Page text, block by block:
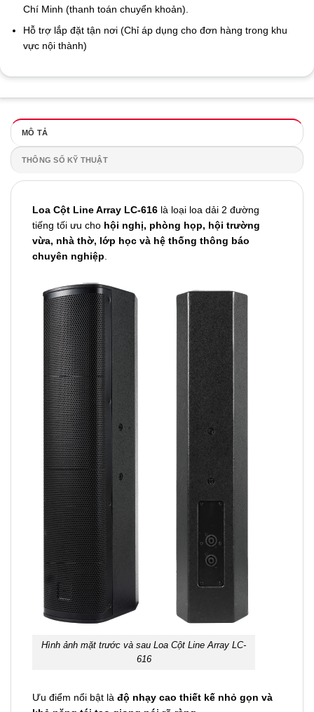
Chí Minh (thanh toán chuyển khoản).
Hỗ trợ lắp đặt tận nơi (Chỉ áp dụng cho đơn hàng trong khu
vực nội thành)
MÔ TẢ
THÔNG SỐ KỸ THUẬT
Loa Cột Line Array LC-616 là loại loa dải 2 đường
tiếng tối ưu cho hội nghị, phòng họp, hội trường
vừa, nhà thờ, lớp học và hệ thống thông báo
chuyên nghiệp.
Hình ảnh mặt trước và sau Loa Cột Line Array LC-
616
Ưu điểm nổi bật là độ nhạy cao thiết kế nhỏ gọn và